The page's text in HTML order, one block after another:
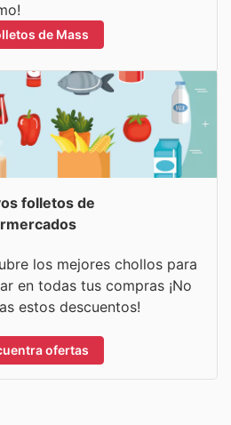
de Mass
folletos de
los mejores chollos para
en todas tus compras ¡No
estos descuentos!
ofertas